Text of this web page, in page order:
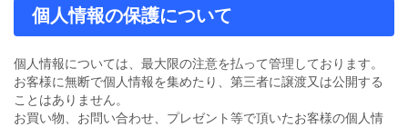
個人情報の保護について
個人情報については、最大限の注意を払って管理しております。
お客様に無断で個人情報を集めたり、第三者に譲渡又は公開する
ことはありません。
お買い物、お問い合わせ、プレゼント等で頂いたお客様の個人情